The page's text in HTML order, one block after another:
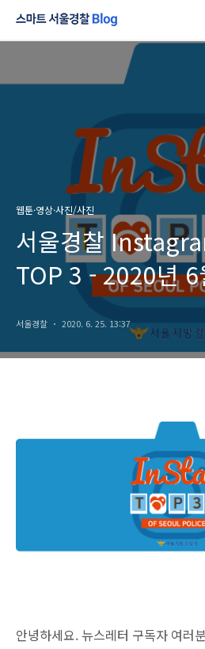
웹툰·영상·사진/사진
서울경찰
TOP 3 - 2020년 6
서울경찰 2020. 6. 25. 13:37
안녕하세요. 뉴스레터 구독자 여러